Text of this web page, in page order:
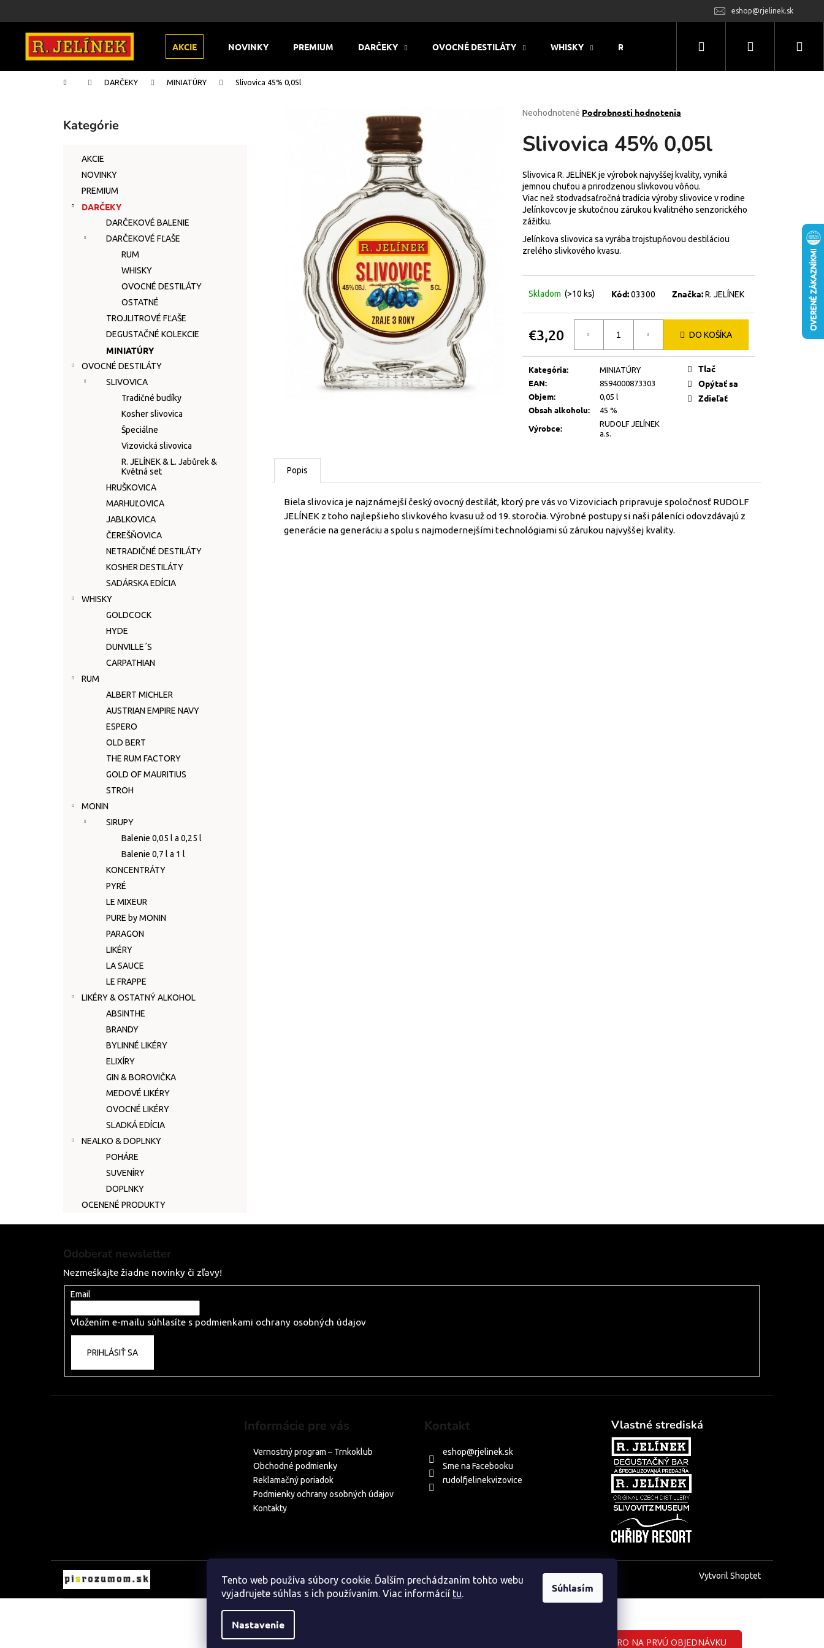
Tento web používa súbory cookie. Ďalším prechádzaním tohto webu
vyjadrujete súhlas s ich používaním. Viac informácií tu.
Nastavenie
Súhlasím
eshop@rjelinek.sk
AKCIE NOVINKY PREMIUM DARČEKY OVOCNÉ DESTILÁTY WHISKY RUM MONIN LIKÉRY & OSTATNÝ
Hľadať Prihlásenie
Domov DARČEKY MINIATÚRY Slivovica 45% 0,05l
Preskočiť
Kategórie
AKCIE
NOVINKY
PREMIUM
DARČEKY
DARČEKOVÉ BALENIE
DARČEKOVÉ FĽAŠE
RUM
WHISKY
OVOCNÉ DESTILÁTY
OSTATNÉ
TROJLITROVÉ FĽAŠE
DEGUSTAČNÉ KOLEKCIE
MINIATÚRY
OVOCNÉ DESTILÁTY
SLIVOVICA
Tradičné budíky
Kosher slivovica
Špeciálne
Vizovická slivovica
R. JELÍNEK & L. Jabůrek &
Květná set
HRUŠKOVICA
MARHUĽOVICA
JABLKOVICA
ČEREŠŇOVICA
NETRADIČNÉ DESTILÁTY
KOSHER DESTILÁTY
SADÁRSKA EDÍCIA
WHISKY
GOLDCOCK
HYDE
DUNVILLE´S
CARPATHIAN
RUM
ALBERT MICHLER
AUSTRIAN EMPIRE NAVY
ESPERO
OLD BERT
THE RUM FACTORY
GOLD OF MAURITIUS
STROH
MONIN
SIRUPY
Balenie 0,05 l a 0,25 l
Balenie 0,7 l a 1 l
KONCENTRÁTY
PYRÉ
LE MIXEUR
PURE by MONIN
PARAGON
LIKÉRY
LA SAUCE
LE FRAPPE
LIKÉRY & OSTATNÝ ALKOHOL
ABSINTHE
BRANDY
BYLINNÉ LIKÉRY
ELIXÍRY
GIN & BOROVIČKA
MEDOVÉ LIKÉRY
OVOCNÉ LIKÉRY
SLADKÁ EDÍCIA
NEALKO & DOPLNKY
POHÁRE
SUVENÍRY
DOPLNKY
OCENENÉ PRODUKTY
Priemerné
produktu
je
z
5
hviezdičiek.
Neohodnotené Podrobnosti hodnotenia
Slivovica 45% 0,05l
Slivovica R. JELÍNEK je výrobok najvyššej kvality, vyniká
jemnou chuťou a prirodzenou slivkovou vôňou.
Viac než stodvadsaťročná tradícia výroby slivovice v rodine
Jelínkovcov je skutočnou zárukou kvalitného senzorického
zážitku.
Jelínkova slivovica sa vyrába trojstupňovou destiláciou
zrelého slivkového kvasu.
Skladom (>10 ks) Kód:03300 Značka:R. JELÍNEK
€3,20
cena:
DO KOŠÍKA
Kategória: MINIATÚRY
EAN: 8594000873303
Objem: 0,05 l
Obsah alkoholu: 45 %
Výrobce:
RUDOLF JELÍNEK
a.s.
Tlač
Opýtať sa
Zdieľať
Popis
Biela slivovica je najznámejší český ovocný destilát, ktorý pre vás vo Vizoviciach pripravuje spoločnosť RUDOLF
JELÍNEK z toho najlepšieho slivkového kvasu už od 19. storočia. Výrobné postupy si naši páleníci odovzdávajú z
generácie na generáciu a spolu s najmodernejšími technológiami sú zárukou najvyššej kvality.
o
k
Späť
do
Späť
do
Čo potrebujete nájsť?
Odporúčame
Odoberať newsletter
Nezmeškajte žiadne novinky či zľavy!
Email
Vložením e-mailu súhlasíte s podmienkami ochrany osobných údajov
PRIHLÁSIŤ SA
Informácie pre vás
Vernostný program – Trnkoklub
Obchodné podmienky
Reklamačný poriadok
Podmienky ochrany osobných údajov
Kontakty
Kontakt
eshop@rjelinek.sk
Sme na Facebooku
rudolfjelinekvizovice
Vlastné strediská
Vytvoril Shoptet
ZĽAVA 5 EURO NA PRVÚ OBJEDNÁVKU